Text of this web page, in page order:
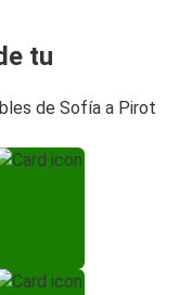
tu
de Sofía a Pirot